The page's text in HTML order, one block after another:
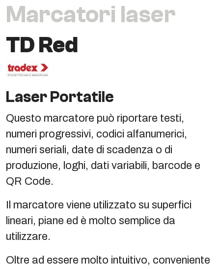
Marcatori laser
TD Red
Laser Portatile
Questo marcatore può riportare testi,
numeri progressivi, codici alfanumerici,
numeri seriali, date di scadenza o di
produzione, loghi, dati variabili, barcode e
QR Code.
Il marcatore viene utilizzato su superfici
lineari, piane ed è molto semplice da
utilizzare.
Oltre ad essere molto intuitivo, conveniente